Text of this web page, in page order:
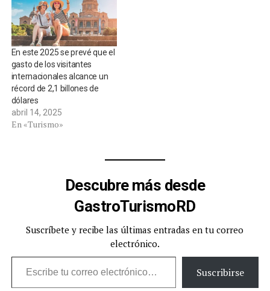
En este 2025 se prevé que el
gasto de los visitantes
internacionales alcance un
récord de 2,1 billones de
dólares
abril 14, 2025
En «Turismo»
Descubre más desde
GastroTurismoRD
Suscríbete y recibe las últimas entradas en tu correo
electrónico.
Escribe tu correo electrónico…
Suscribirse